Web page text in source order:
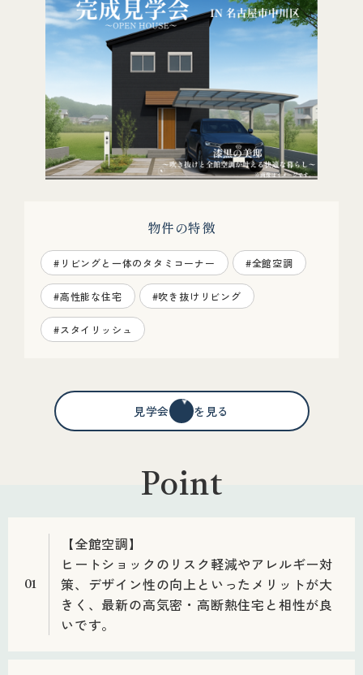
物件の特徴
#リビングと一体のタタミコーナー #全館空調
#高性能な住宅 #吹き抜けリビング
#スタイリッシュ
見学会情報を見る
Point
01
【全館空調】
ヒートショックのリスク軽減やアレルギー対
策、デザイン性の向上といったメリットが大
きく、最新の高気密・高断熱住宅と相性が良
いです。